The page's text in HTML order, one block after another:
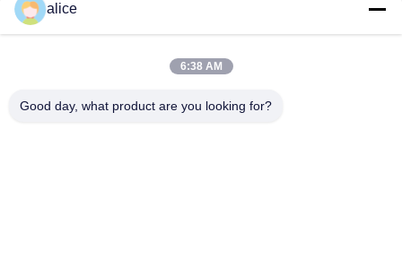
Contacto Rápido
Zona de Alta Tecnología, Ciudad de Zaozhuang, Shandong,
alice
6:38 AM
Good day, what product are you looking for?